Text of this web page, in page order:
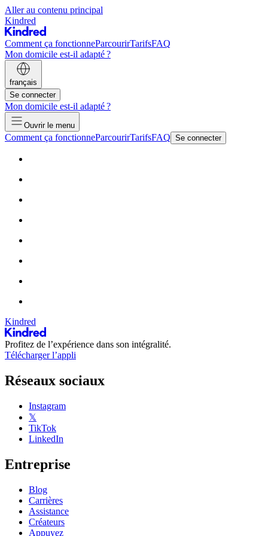
Aller au contenu principal
Kindred
Comment ça fonctionneParcourirTarifsFAQ
Mon domicile est-il adapté ?
français
Se connecter
Mon domicile est-il adapté ?
Ouvrir le menu
Comment ça fonctionneParcourirTarifsFAQ Se connecter
Kindred
Profitez de l’expérience dans son intégralité.
Télécharger l’appli
Réseaux sociaux
Instagram
𝕏
TikTok
LinkedIn
Entreprise
Blog
Carrières
Assistance
Créateurs
Appuyez